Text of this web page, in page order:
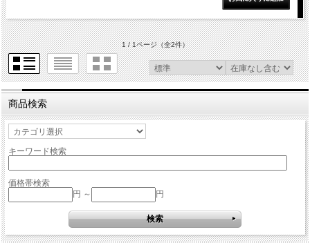
1 / 1ページ（全2件）
商品検索
キーワード検索
価格帯検索
円 ～
円